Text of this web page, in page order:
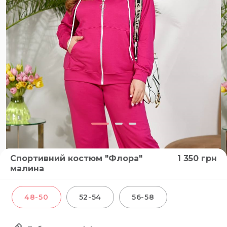
Спортивний костюм "Флора"
малина
1 350 грн
48-50 52-54 56-58